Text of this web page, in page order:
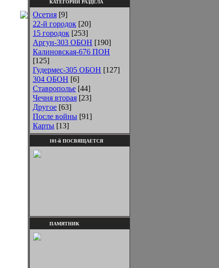
КАТЕГОРИИ РАЗДЕЛА
Осетия [9]
22-й городок [20]
15 городок [253]
Аргун-303 ОБОН [190]
Калиновская-676 ПОН
[125]
Гудермес-305 ОБОН [127]
304 ОБОН [6]
Ставрополье [44]
Чечня вторая [23]
Другое [63]
После войны [91]
Карты [13]
101-й ПОСВЯЩАЕТСЯ
ПАМЯТНИК